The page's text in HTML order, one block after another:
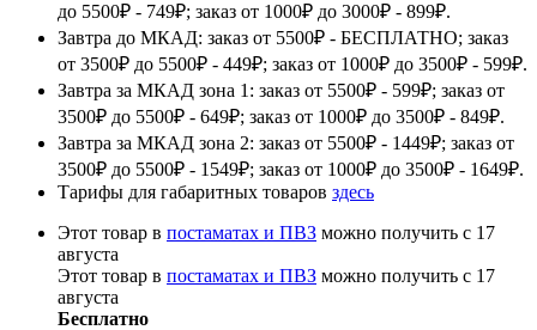
до 5500₽ - 749₽; заказ от 1000₽ до 3000₽ - 899₽.
Завтра до МКАД: заказ от 5500₽ - БЕСПЛАТНО; заказ
от 3500₽ до 5500₽ - 449₽; заказ от 1000₽ до 3500₽ - 599₽.
Завтра за МКАД зона 1: заказ от 5500₽ - 599₽; заказ от
3500₽ до 5500₽ - 649₽; заказ от 1000₽ до 3500₽ - 849₽.
Завтра за МКАД зона 2: заказ от 5500₽ - 1449₽; заказ от
3500₽ до 5500₽ - 1549₽; заказ от 1000₽ до 3500₽ - 1649₽.
Тарифы для габаритных товаров здесь
Этот товар в постаматах и ПВЗ можно получить с 17
августа
Этот товар в постаматах и ПВЗ можно получить с 17
августа
Бесплатно